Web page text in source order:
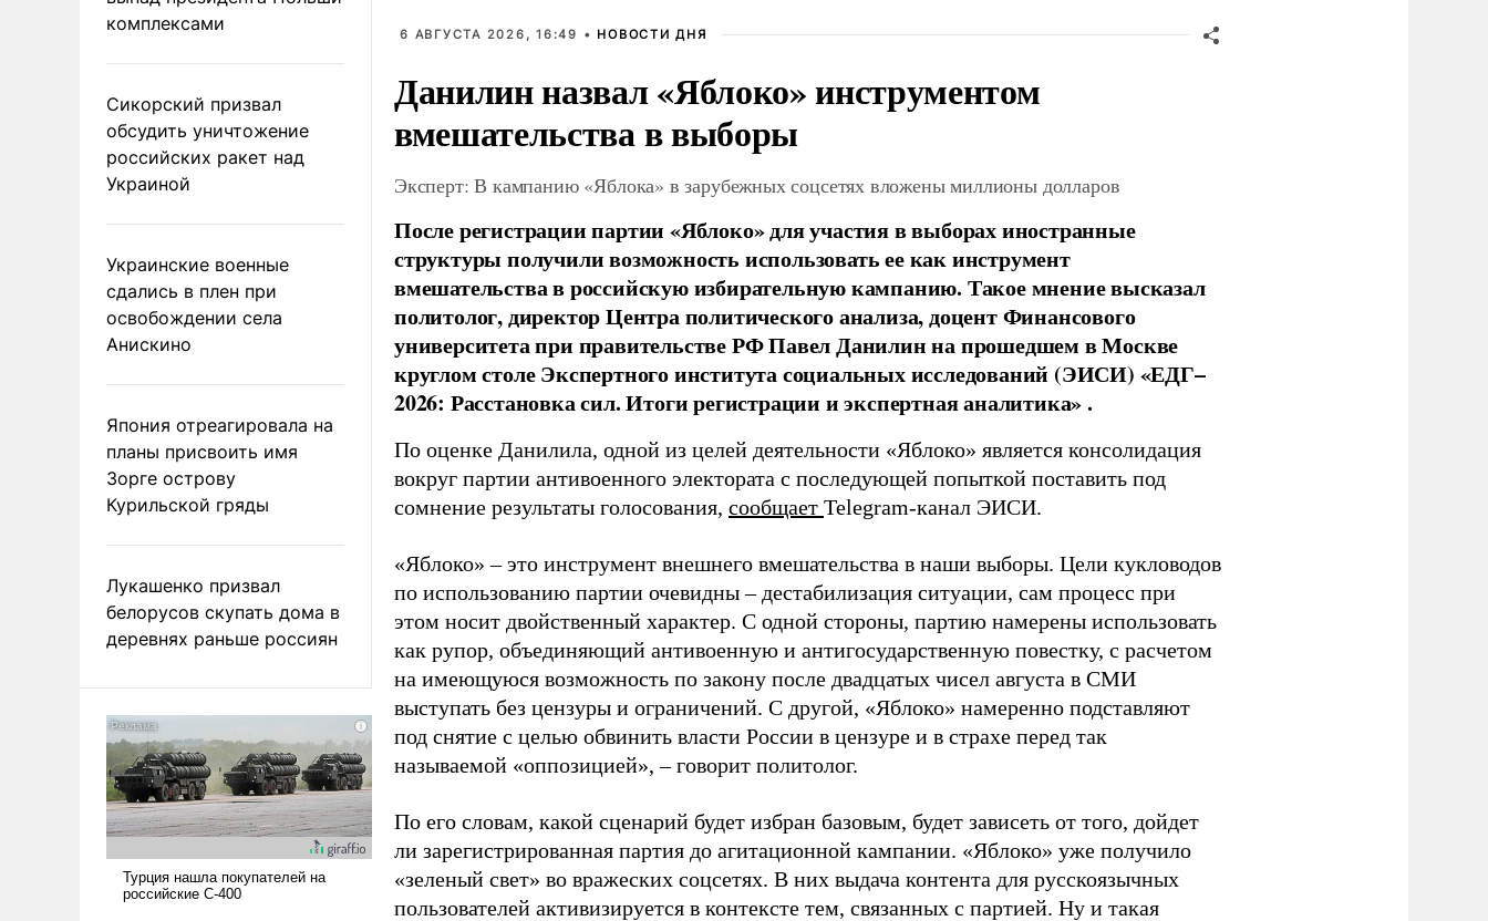
комплексами
Сикорский призвал
обсудить уничтожение
российских ракет над
Украиной
Украинские военные
сдались в плен при
освобождении села
Анискино
Япония отреагировала на
планы присвоить имя
Зорге острову
Курильской гряды
Лукашенко призвал
белорусов скупать дома в
деревнях раньше россиян
6 АВГУСТА 2026, 16:49 • НОВОСТИ ДНЯ
Данилин назвал «Яблоко» инструментом
вмешательства в выборы
Эксперт: В кампанию «Яблока» в зарубежных соцсетях вложены миллионы долларов
После регистрации партии «Яблоко» для участия в выборах иностранные
структуры получили возможность использовать ее как инструмент
вмешательства в российскую избирательную кампанию. Такое мнение высказал
политолог, директор Центра политического анализа, доцент Финансового
университета при правительстве РФ Павел Данилин на прошедшем в Москве
круглом столе Экспертного института социальных исследований (ЭИСИ) «ЕДГ–
2026: Расстановка сил. Итоги регистрации и экспертная аналитика» .
По оценке Данилила, одной из целей деятельности «Яблоко» является консолидация
вокруг партии антивоенного электората с последующей попыткой поставить под
сомнение результаты голосования, сообщает Telegram-канал ЭИСИ.
«Яблоко» – это инструмент внешнего вмешательства в наши выборы. Цели кукловодов
по использованию партии очевидны – дестабилизация ситуации, сам процесс при
этом носит двойственный характер. С одной стороны, партию намерены использовать
как рупор, объединяющий антивоенную и антигосударственную повестку, с расчетом
на имеющуюся возможность по закону после двадцатых чисел августа в СМИ
выступать без цензуры и ограничений. С другой, «Яблоко» намеренно подставляют
под снятие с целью обвинить власти России в цензуре и в страхе перед так
называемой «оппозицией», – говорит политолог.
По его словам, какой сценарий будет избран базовым, будет зависеть от того, дойдет
ли зарегистрированная партия до агитационной кампании. «Яблоко» уже получило
«зеленый свет» во вражеских соцсетях. В них выдача контента для русскоязычных
пользователей активизируется в контексте тем, связанных с партией. Ну и такая